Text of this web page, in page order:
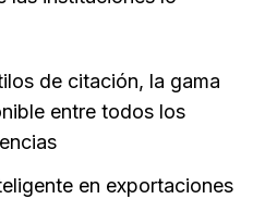
de citación, la gama
entre todos los
en exportaciones